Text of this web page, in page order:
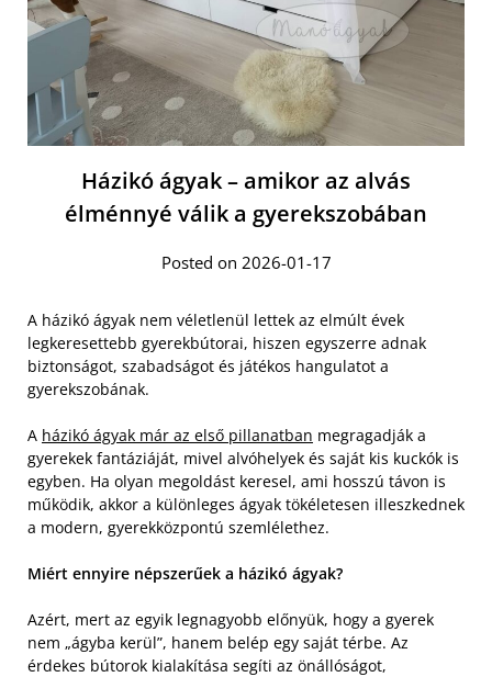
Házikó ágyak – amikor az alvás
élménnyé válik a gyerekszobában
Posted on 2026-01-17
A házikó ágyak nem véletlenül lettek az elmúlt évek
legkeresettebb gyerekbútorai, hiszen egyszerre adnak
biztonságot, szabadságot és játékos hangulatot a
gyerekszobának.
A házikó ágyak már az első pillanatban megragadják a
gyerekek fantáziáját, mivel alvóhelyek és saját kis kuckók is
egyben. Ha olyan megoldást keresel, ami hosszú távon is
működik, akkor a különleges ágyak tökéletesen illeszkednek
a modern, gyerekközpontú szemlélethez.
Miért ennyire népszerűek a házikó ágyak?
Azért, mert az egyik legnagyobb előnyük, hogy a gyerek
nem „ágyba kerül”, hanem belép egy saját térbe. Az
érdekes bútorok kialakítása segíti az önállóságot,